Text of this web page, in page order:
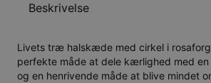
Beskrivelse
Livets træ halskæde med cirkel i
perfekte måde at dele kærlighed med
og en henrivende måde at blive mindet